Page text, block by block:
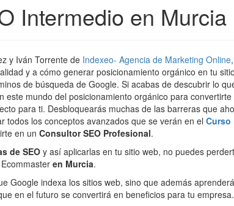
Intermedio en
y Iván Torrente de Indexeo- Agencia de Marketing Online
y a cómo generar posicionamiento orgánico en tu
de búsqueda de Google. Si acabas de descubrir lo
este mundo del posicionamiento orgánico para convertirte
para ti. Desbloquearás muchas de las barreras que
todos los conceptos avanzados que se verán en el Curso
en un Consultor SEO Profesional.
de SEOy así aplicarlas en tu sitio web, no puedes
en Murcia.
Google indexa los sitios web, sino que además
en el futuro se convertirá en beneficios para tu empresa.